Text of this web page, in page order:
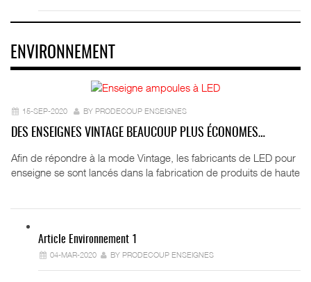
ENVIRONNEMENT
15-SEP-2020 BY PRODECOUP ENSEIGNES
DES ENSEIGNES VINTAGE BEAUCOUP PLUS ÉCONOMES…
Afin de répondre à la mode Vintage, les fabricants de LED pour
enseigne se sont lancés dans la fabrication de produits de haute
Article Environnement 1
04-MAR-2020 BY PRODECOUP ENSEIGNES